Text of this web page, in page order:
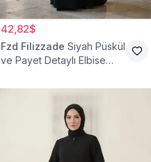
42,82$
Fzd Filizzade Siyah Püskül
ve Payet Detaylı Elbise